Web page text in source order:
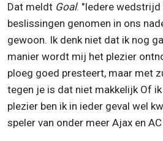
Dat meldt Goal. "Iedere
beslissingen genomen in ons
gewoon. Ik denk niet dat ik nog
manier wordt mij het plezier
ploeg goed presteert, maar met
tegen je is dat niet makkelijk Of
plezier ben ik in ieder geval wel
speler van onder meer Ajax en